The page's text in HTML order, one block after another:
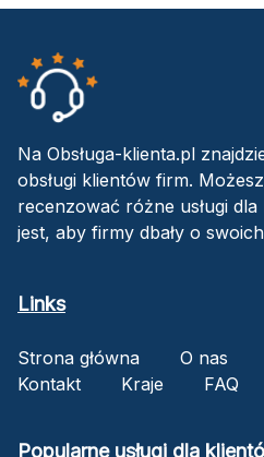
Na Obsługa-klienta.pl
obsługi klientów firm.
recenzować różne usługi
jest, aby firmy dbały o
Links
Strona główna O nas
Kontakt
Kraje FAQ
Popularne usługi dla